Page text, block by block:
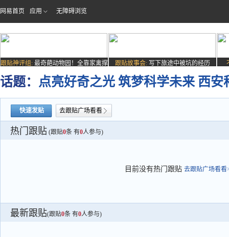
网易首页 应用 无障碍浏览
跟贴神评组: 最奇葩动物园！全靠家禽撑
场子
跟贴故事会: 写下旅途中被坑的经历
话题： 点亮好奇之光 筑梦科学未来 西
快速发贴 去跟贴广场看看
热门跟贴 (跟贴0条 有0人参与)
目前没有热门跟贴 去跟贴广场看看
最新跟贴(跟贴0条 有0人参与)